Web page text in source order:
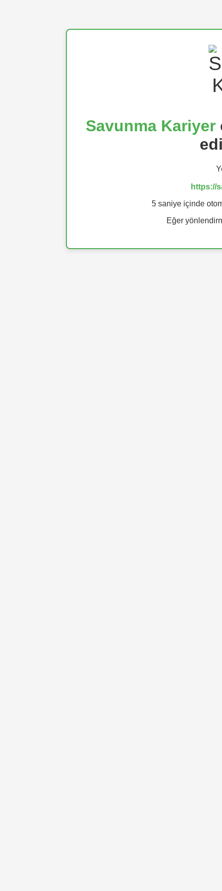
Savunma Kariyer
https://
5 saniye içinde
Eğer